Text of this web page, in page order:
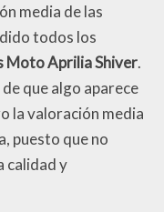
media de las
todos los
Moto Aprilia Shiver.
que algo aparece
la valoración media
puesto que no
calidad y